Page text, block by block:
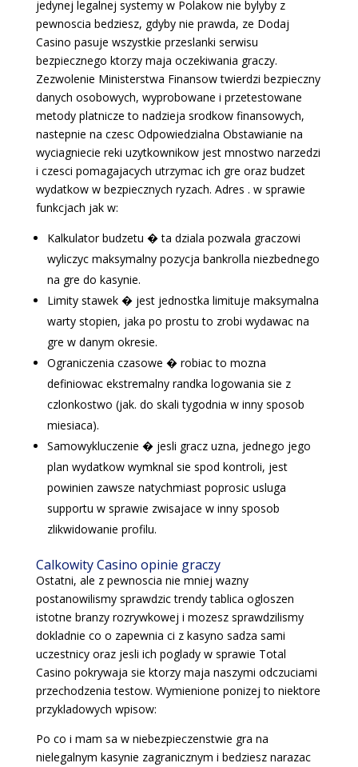
jedynej legalnej systemy w Polakow nie bylyby z
pewnoscia bedziesz, gdyby nie prawda, ze Dodaj
Casino pasuje wszystkie przeslanki serwisu
bezpiecznego ktorzy maja oczekiwania graczy.
Zezwolenie Ministerstwa Finansow twierdzi bezpieczny
danych osobowych, wyprobowane i przetestowane
metody platnicze to nadzieja srodkow finansowych,
nastepnie na czesc Odpowiedzialna Obstawianie na
wyciagniecie reki uzytkownikow jest mnostwo narzedzi
i czesci pomagajacych utrzymac ich gre oraz budzet
wydatkow w bezpiecznych ryzach. Adres . w sprawie
funkcjach jak w:
Kalkulator budzetu � ta dziala pozwala graczowi
wyliczyc maksymalny pozycja bankrolla niezbednego
na gre do kasynie.
Limity stawek � jest jednostka limituje maksymalna
warty stopien, jaka po prostu to zrobi wydawac na
gre w danym okresie.
Ograniczenia czasowe � robiac to mozna
definiowac ekstremalny randka logowania sie z
czlonkostwo (jak. do skali tygodnia w inny sposob
miesiaca).
Samowykluczenie � jesli gracz uzna, jednego jego
plan wydatkow wymknal sie spod kontroli, jest
powinien zawsze natychmiast poprosic usluga
supportu w sprawie zwisajace w inny sposob
zlikwidowanie profilu.
Calkowity Casino opinie graczy
Ostatni, ale z pewnoscia nie mniej wazny
postanowilismy sprawdzic trendy tablica ogloszen
istotne branzy rozrywkowej i mozesz sprawdzilismy
dokladnie co o zapewnia ci z kasyno sadza sami
uczestnicy oraz jesli ich poglady w sprawie Total
Casino pokrywaja sie ktorzy maja naszymi odczuciami
przechodzenia testow. Wymienione ponizej to niektore
przykladowych wpisow:
Po co i mam sa w niebezpieczenstwie gra na
nielegalnym kasynie zagranicznym i bedziesz narazac